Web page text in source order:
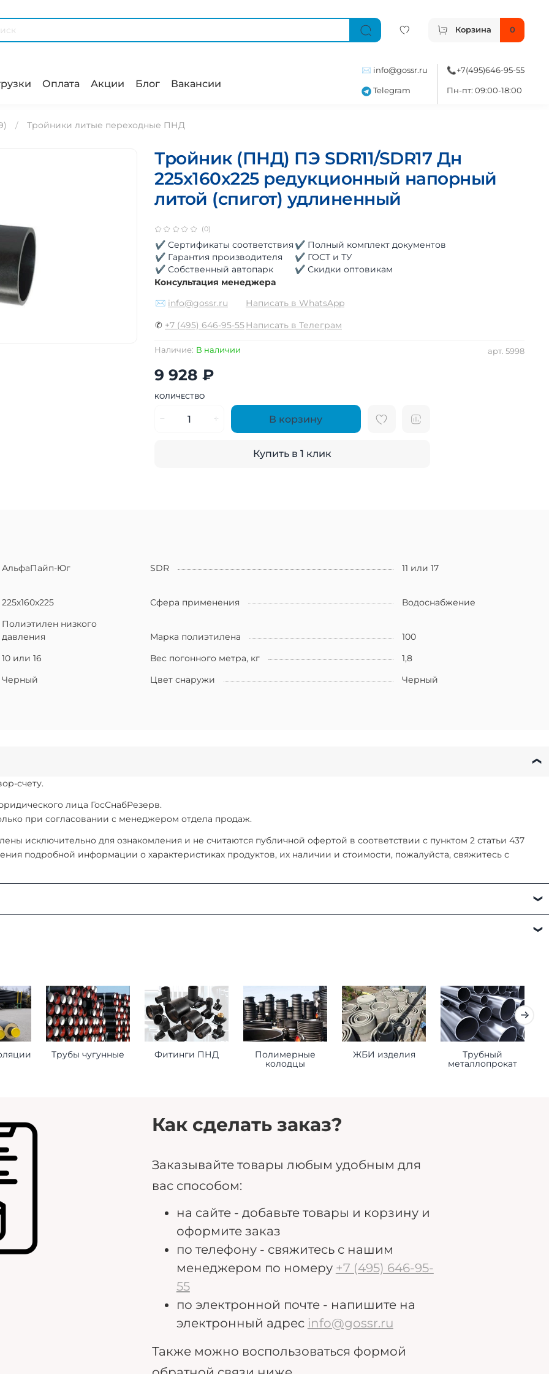
Корзина 0
Оплата Акции Блог Вакансии
✉️ info@gossr.ru
Telegram
📞+7(495)646-95-55
Пн-пт: 09:00-18:00
Тройники литые переходные ПНД
(0)
арт. 5998
Наличие: В наличии
Тройник (ПНД) ПЭ SDR11/SDR17 Дн
225х160х225 редукционный напорный
литой (спигот) удлиненный
9 928 ₽
КОЛИЧЕСТВО
В корзину
Купить в 1 клик
✔ Сертификаты соответствия ✔ Полный комплект документов
✔ Гарантия производителя
✔ ГОСТ и ТУ
✔ Собственный автопарк
✔ Скидки оптовикам
Консультация менеджера
✉ info@gossr.ru
Написать в WhatsApp
✆ +7 (495) 646-95-55Написать в Телеграм
АльфаПайп-Юг SDR
11 или 17
225х160х225 Сфера применения Водоснабжение
Полиэтилен низкого
давления
Марка полиэтилена
100
10 или 16 Вес погонного метра, кг
1,8
Черный Цвет снаружи Черный
счету.
лица ГосСнабРезерв.
при согласовании с менеджером отдела продаж.
исключительно для ознакомления и не считаются публичной офертой в соответствии с пунктом 2 статьи 437
подробной информации о характеристиках продуктов, их наличии и стоимости, пожалуйста, свяжитесь с
заказа
нам следующую информацию при оформлении заказа:
будет принимать груз на месте доставки.
Трубы чугунные Фитинги ПНД
Полимерные
колодцы
ЖБИ изделия
Трубный
металлопрокат
Как сделать заказ?
Заказывайте товары любым удобным для
вас способом:
на сайте - добавьте товары и корзину и
оформите заказ
по телефону - свяжитесь с нашим
менеджером по номеру +7 (495) 646-95-
55
по электронной почте - напишите на
электронный адрес info@gossr.ru
Также можно воспользоваться формой